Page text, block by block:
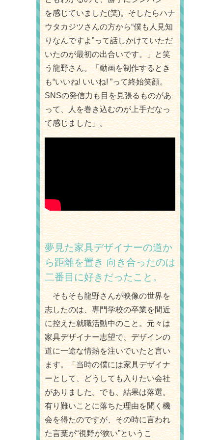
を感じていました(笑)。そしたらハナ
ウタカジツさんの方から“僕も人見知
りなんですよ”って話しかけていただ
いたのが最初の出合いです。」と笑
う龍野さん。「動画を制作するとき
も“いいね! いいね! ”って終始笑顔。
SNSの発信力も目を見張るものがあ
って、人を巻き込むのが上手だなっ
て感じました」。
夢見た家具デザイナーの道か
ら距離を置き向き合ったのは
二番目に好きだったこと。
そもそも龍野さんが映像の世界を
志したのは、専門学校の卒業を間近
に控えた就職活動中のこと。元々は
家具デザイナー志望で、デザインの
道に一途な情熱を注いでいたと言い
ます。「当時の僕には家具デザイナ
ーとして、どうしても入りたい会社
がありました。でも、結果は落選。
有り難いことに落ちた理由を聞く機
会を得たのですが、その時に言われ
た言葉が“視野が狭い”というこ